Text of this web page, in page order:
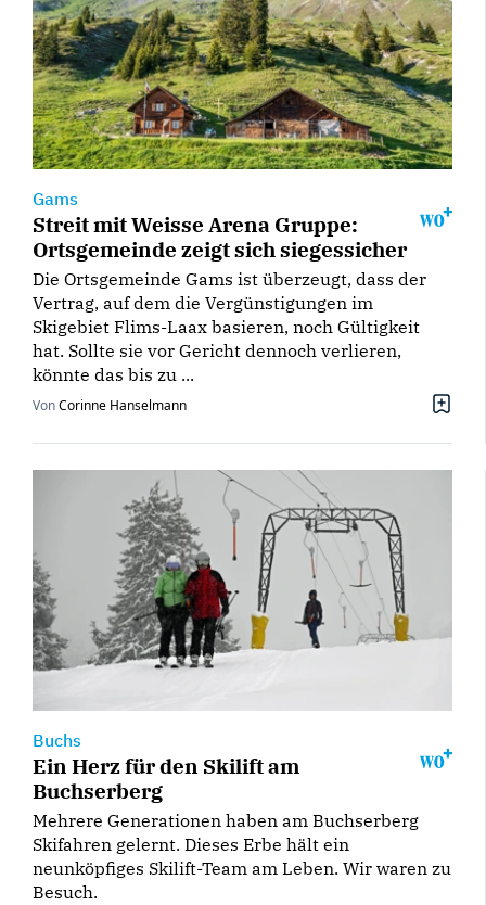
Gams
Streit mit Weisse Arena Gruppe:
Ortsgemeinde zeigt sich siegessicher
Die Ortsgemeinde Gams ist überzeugt, dass der
Vertrag, auf dem die Vergünstigungen im
Skigebiet Flims-Laax basieren, noch Gültigkeit
hat. Sollte sie vor Gericht dennoch verlieren,
könnte das bis zu ...
VonCorinne Hanselmann
Buchs
Ein Herz für den Skilift am
Buchserberg
Mehrere Generationen haben am Buchserberg
Skifahren gelernt. Dieses Erbe hält ein
neunköpfiges Skilift-Team am Leben. Wir waren zu
Besuch.